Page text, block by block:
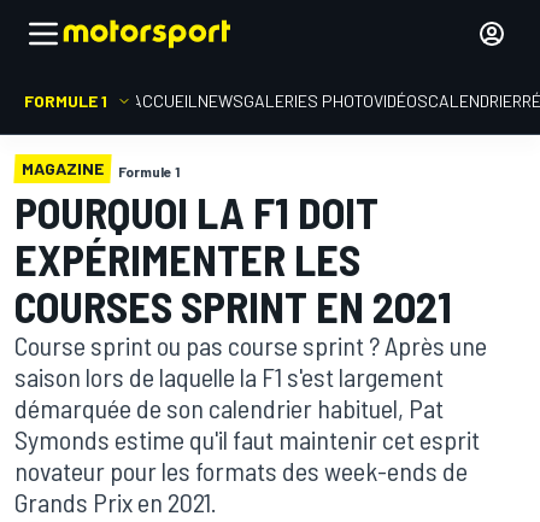
FORMULE 1 ACCUEIL NEWSGALERIES PHOTOVIDÉOSCALENDRIER
MAGAZINE Formule 1
POURQUOI LA F1 DOIT
EXPÉRIMENTER LES
COURSES SPRINT EN 2021
Course sprint ou pas course sprint ? Après une
saison lors de laquelle la F1 s'est largement
démarquée de son calendrier habituel, Pat
Symonds estime qu'il faut maintenir cet esprit
novateur pour les formats des week-ends de
Grands Prix en 2021.